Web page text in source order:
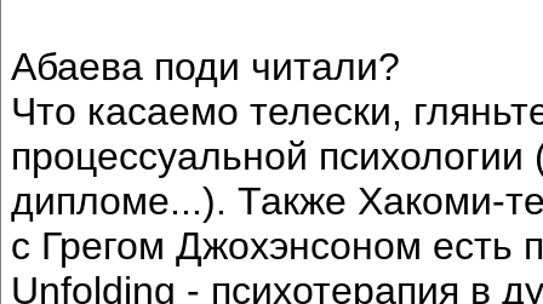
Абаева поди читали?
Что касаемо телески,
процессуальной психологии
дипломе...). Также Хакоми-
с Грегом Джохэнсоном есть
Unfolding - психотерапия в